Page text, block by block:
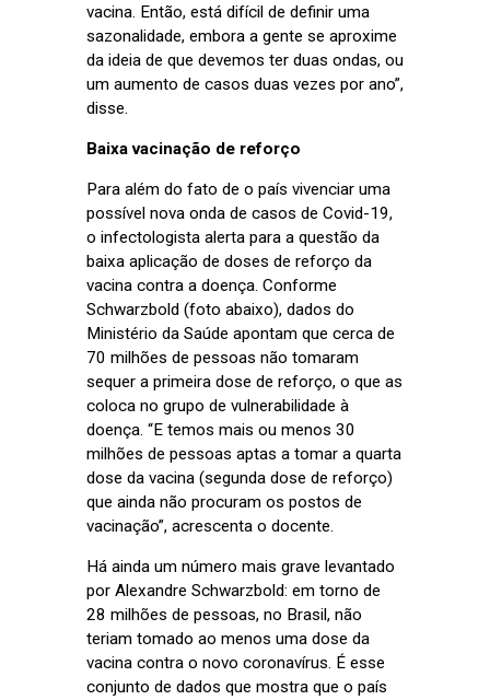
vacina. Então, está difícil de definir uma
sazonalidade, embora a gente se aproxime
da ideia de que devemos ter duas ondas, ou
um aumento de casos duas vezes por ano”,
disse.
Baixa vacinação de reforço
Para além do fato de o país vivenciar uma
possível nova onda de casos de Covid-19,
o infectologista alerta para a questão da
baixa aplicação de doses de reforço da
vacina contra a doença. Conforme
Schwarzbold (foto abaixo), dados do
Ministério da Saúde apontam que cerca de
70 milhões de pessoas não tomaram
sequer a primeira dose de reforço, o que as
coloca no grupo de vulnerabilidade à
doença. “E temos mais ou menos 30
milhões de pessoas aptas a tomar a quarta
dose da vacina (segunda dose de reforço)
que ainda não procuram os postos de
vacinação”, acrescenta o docente.
Há ainda um número mais grave levantado
por Alexandre Schwarzbold: em torno de
28 milhões de pessoas, no Brasil, não
teriam tomado ao menos uma dose da
vacina contra o novo coronavírus. É esse
conjunto de dados que mostra que o país